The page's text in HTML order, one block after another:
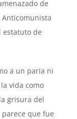
de
estatuto de
a un paria ni
vida como
grisura del
parece que fue